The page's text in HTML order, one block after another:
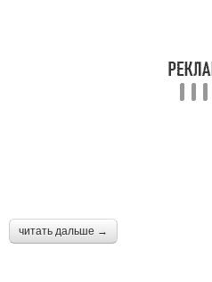
читать дальше →